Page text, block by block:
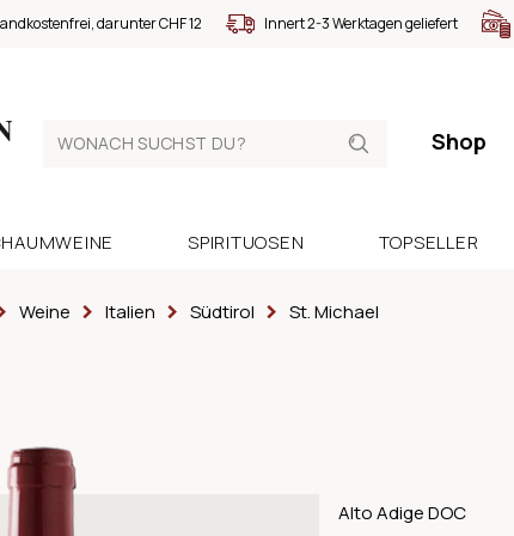
darunter CHF 12 Innert 2-3 Werktagen geliefert
Shop
SPIRITUOSEN TOPSELLER
Weine Italien Südtirol St. Michael
Alto Adige DOC